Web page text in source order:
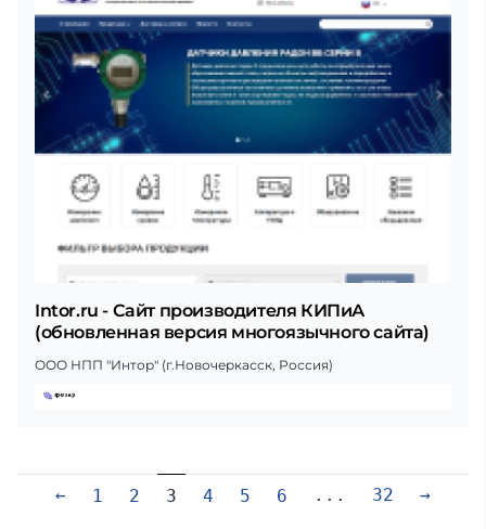
Intor.ru - Сайт производителя КИПиА
(обновленная версия многоязычного сайта)
ООО НПП "Интор" (г.Новочеркасск, Россия)
← 1 2 3 4 5 6 ... 32 →